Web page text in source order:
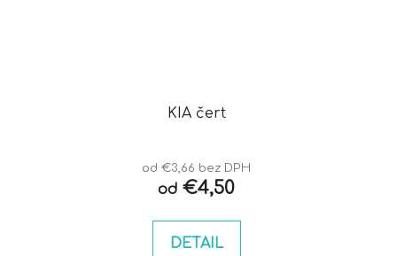
KIA čert
od €3,66 bez DPH
od €4,50
DETAIL